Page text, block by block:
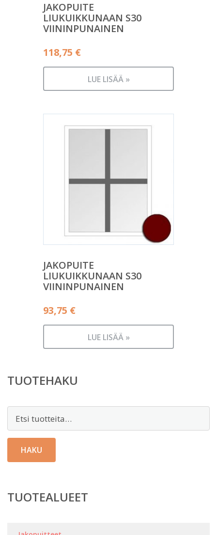
JAKOPUITE
LIUKUIKKUNAAN S30
VIININPUNAINEN
118,75 €
LUE LISÄÄ »
JAKOPUITE
LIUKUIKKUNAAN S30
VIININPUNAINEN
93,75 €
LUE LISÄÄ »
TUOTEHAKU
HAKU
TUOTEALUEET